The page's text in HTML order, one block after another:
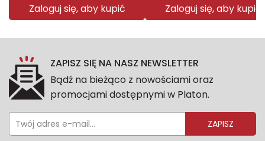
Zaloguj się, aby kupić Zaloguj się, aby kupić
ZAPISZ SIĘ NA NASZ NEWSLETTER
Bądź na bieżąco z nowościami oraz
promocjami dostępnymi w Platon.
ZAPISZ